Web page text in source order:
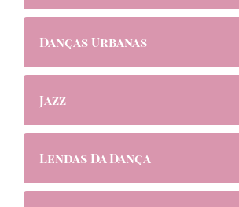
Danças Urbanas
Jazz
Lendas Da Dança